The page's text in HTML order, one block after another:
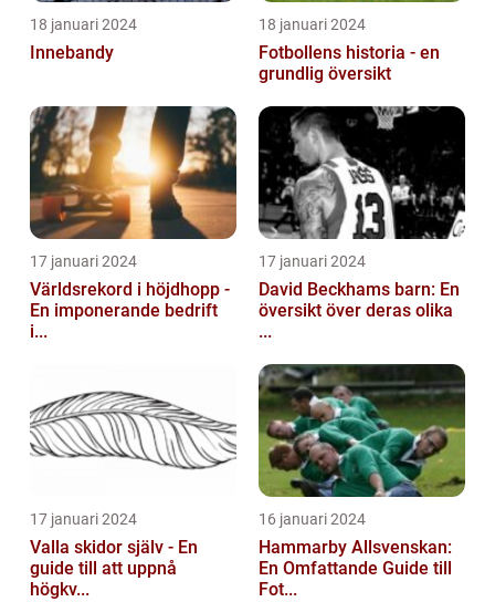
18 januari 2024
Innebandy
18 januari 2024
Fotbollens historia - en
grundlig översikt
17 januari 2024
Världsrekord i höjdhopp -
En imponerande bedrift
i...
17 januari 2024
David Beckhams barn: En
översikt över deras olika
...
17 januari 2024
Valla skidor själv - En
guide till att uppnå
högkv...
16 januari 2024
Hammarby Allsvenskan:
En Omfattande Guide till
Fot...